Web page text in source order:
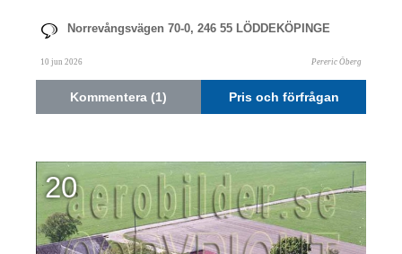
Norrevångsvägen 70-0, 246 55 LÖDDEKÖPINGE
10 jun 2026 Pereric Öberg
Kommentera (1) Pris och förfrågan
20